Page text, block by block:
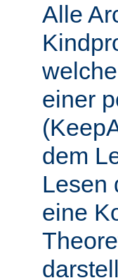
Alle
einer
dem
Lesen
eine